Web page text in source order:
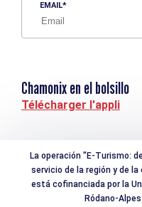
EMAIL
Chamonix en el bolsillo
Télécharger l'appli
La operación "E-Turismo:
servicio de la región y de
está cofinanciada por la
Ródano-